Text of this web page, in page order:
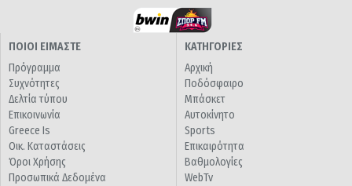
ΠΟΙΟΙ ΕΙΜΑΣΤΕ
Πρόγραμμα
Συχνότητες
Δελτία τύπου
Επικοινωνία
Greece Is
Οικ. Καταστάσεις
Όροι Χρήσης
Προσωπικά Δεδομένα
ΚΑΤΗΓΟΡΙΕΣ
Αρχική
Ποδόσφαιρο
Μπάσκετ
Αυτοκίνητο
Sports
Επικαιρότητα
Βαθμολογίες
WebTv